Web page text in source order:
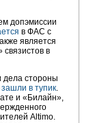
допэмиссии
в ФАС с
является
в
дела стороны
зашли в тупик.
и «Билайн»,
Altimo.